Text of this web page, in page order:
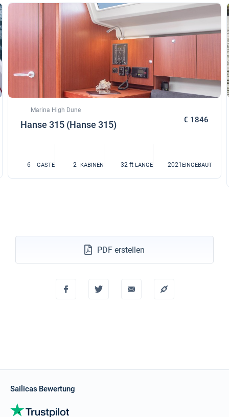
Marina High Dune
Hanse 315 (Hanse 315) € 1846
6 GASTE 2 KABINEN 32 ft LANGE 2021 EINGEBAUT
PDF erstellen
Sailicas Bewertung